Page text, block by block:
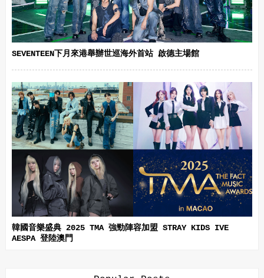
SEVENTEEN下月來港舉辦世巡海外首站 啟德主場館
韓國音樂盛典 2025 TMA 強勁陣容加盟 STRAY KIDS IVE
AESPA 登陸澳門